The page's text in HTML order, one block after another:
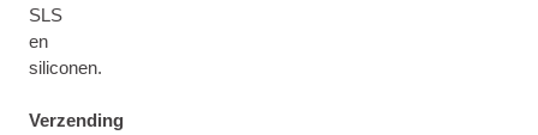
SLS
en
siliconen.
Verzending